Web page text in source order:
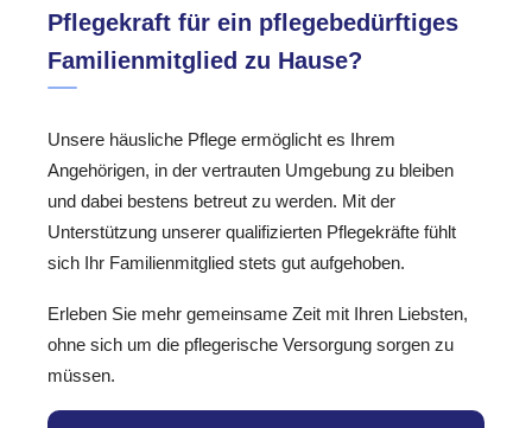
Pflegekraft für ein pflegebedürftiges
Familienmitglied zu Hause?
Unsere häusliche Pflege ermöglicht es Ihrem
Angehörigen, in der vertrauten Umgebung zu bleiben
und dabei bestens betreut zu werden. Mit der
Unterstützung unserer qualifizierten Pflegekräfte fühlt
sich Ihr Familienmitglied stets gut aufgehoben.
Erleben Sie mehr gemeinsame Zeit mit Ihren Liebsten,
ohne sich um die pflegerische Versorgung sorgen zu
müssen.